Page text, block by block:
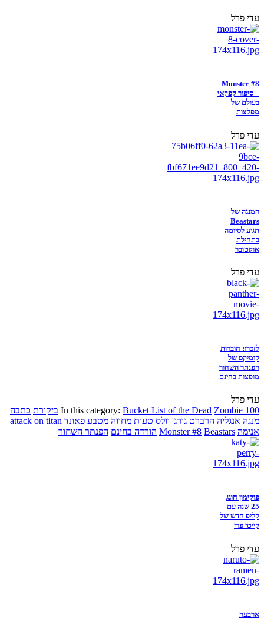
עדי פרל
Monster #8
– סיפור קפקאי
בעולם של
מפלצות
עדי פרל
המנגה של
Beastars
תגיע לסיומה
בתחילת
אוקטובר
עדי פרל
לזכרו: חוברות
קומיקס של
הפנתר השחור
מופצות בחינם
עדי פרל
In this category: Bucket List of the Dead Zombie 100 ביקורת כתבה
מנגה אנגליה הרברט גורג' וולס טעות מחווה מטבע פאונד attack on titan
אנימה
Monster #8 Beastars הורדה בחינם הפנתר השחור
פוקימון חוגג
25 שנה עם
קליפ חדש של
קייטי פרי
עדי פרל
ארבעה